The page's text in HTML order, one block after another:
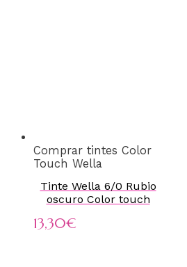
Comprar tintes Color
Touch Wella
Tinte Wella 6/0 Rubio
oscuro Color touch
13,30€